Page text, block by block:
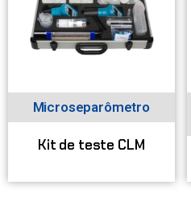
Microseparômetro
Kit de teste CLM